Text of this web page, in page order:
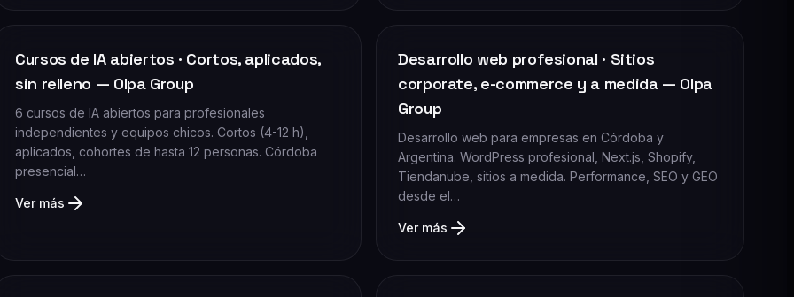
Cursos de IA abiertos · Cortos, aplicados,
sin relleno — Olpa Group
6 cursos de IA abiertos para profesionales
independientes y equipos chicos. Cortos (4-12 h),
aplicados, cohortes de hasta 12 personas. Córdoba
presencial…
Ver más
Desarrollo web profesional · Sitios
corporate, e-commerce y a medida — Olpa
Group
Desarrollo web para empresas en Córdoba y
Argentina. WordPress profesional, Next.js, Shopify,
Tiendanube, sitios a medida. Performance, SEO y GEO
desde el…
Ver más